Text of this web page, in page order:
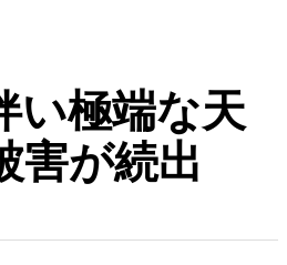
い極端な天
害が続出